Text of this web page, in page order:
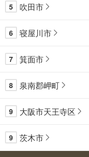
5 吹田市
6 寝屋川市
7 箕面市
8 泉南郡岬町
9 大阪市天王寺区
9 茨木市